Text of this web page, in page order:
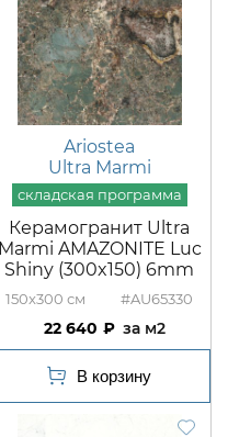
Ariostea
Ultra Marmi
Керамогранит Ultra
Marmi AMAZONITE Luc
Shiny (300x150) 6mm
150x300 #AU65330
22 640 м2